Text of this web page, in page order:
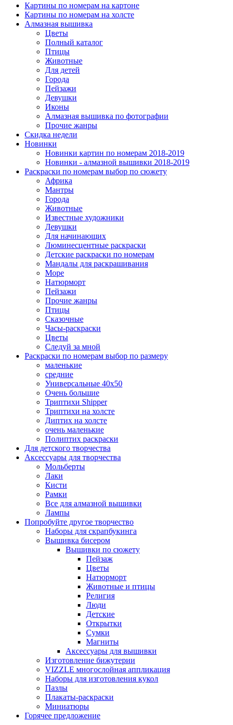
Картины по номерам на картоне
Картины по номерам на холсте
Алмазная вышивка
Цветы
Полный каталог
Птицы
Животные
Для детей
Города
Пейзажи
Девушки
Иконы
Алмазная вышивка по фотографии
Прочие жанры
Скидка недели
Новинки
Новинки картин по номерам 2018-2019
Новинки - алмазной вышивки 2018-2019
Раскраски по номерам выбор по сюжету
Африка
Мантры
Города
Животные
Известные художники
Девушки
Для начинающих
Люминесцентные раскраски
Детские раскраски по номерам
Мандалы для раскрашивания
Море
Натюрморт
Пейзажи
Прочие жанры
Птицы
Сказочные
Часы-раскраски
Цветы
Следуй за мной
Раскраски по номерам выбор по размеру
маленькие
средние
Универсальные 40х50
Очень большие
Триптихи Shipper
Триптихи на холсте
Диптих на холсте
очень маленькие
Полиптих раскраски
Для детского творчества
Аксессуары для творчества
Мольберты
Лаки
Кисти
Рамки
Все для алмазной вышивки
Лампы
Попробуйте другое творчество
Наборы для скрапбукинга
Вышивка бисером
Вышивки по сюжету
Пейзаж
Цветы
Натюрморт
Животные и птицы
Религия
Люди
Детские
Открытки
Сумки
Магниты
Аксессуары для вышивки
Изготовление бижутерии
VIZZLE многослойная аппликация
Наборы для изготовления кукол
Пазлы
Плакаты-раскраски
Миниатюры
Горячее предложение